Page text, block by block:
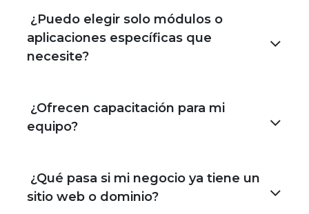
¿Puedo elegir solo módulos o
aplicaciones específicas que
necesite?
¿Ofrecen capacitación para mi
equipo?
¿Qué pasa si mi negocio ya tiene un
sitio web o dominio?